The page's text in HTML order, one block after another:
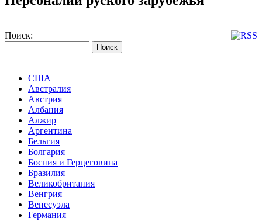
Поиск:
США
Австралия
Австрия
Албания
Алжир
Аргентина
Бельгия
Болгария
Босния и Герцеговина
Бразилия
Великобритания
Венгрия
Венесуэла
Германия